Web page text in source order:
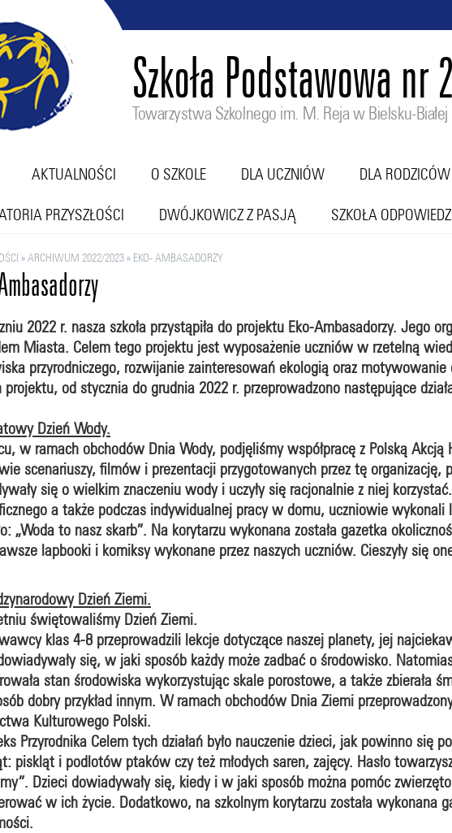
Szkoła Podstawowa nr 2
Towarzystwa Szkolnego im. M. Reja w Bielsku-Białej
AKTUALNOŚCI O SZKOLE DLA UCZNIÓW DLA RODZICÓW
PRZYSZŁOŚCI DWÓJKOWICZ Z PASJĄ SZKOŁA
»ARCHIWUM 2022/2023» EKO- AMBASADORZY
2022 r. nasza szkoła przystąpiła do projektu Eko-Ambasadorzy. Jego
Miasta. Celem tego projektu jest wyposażenie uczniów w rzetelną
przyrodniczego, rozwijanie zainteresowań ekologią oraz motywowanie
projektu, od stycznia do grudnia 2022 r. przeprowadzono następujące
Dzień Wody.
w ramach obchodów Dnia Wody, podjęliśmy współpracę z Polską
scenariuszy, filmów i prezentacji przygotowanych przez tę organizację,
się o wielkim znaczeniu wody i uczyły się racjonalnie z niej
a także podczas indywidualnej pracy w domu, uczniowie wykonali
„Woda to nasz skarb”. Na korytarzu wykonana została gazetka
lapbooki i komiksy wykonane przez naszych uczniów. Cieszyły się
Dzień Ziemi.
świętowaliśmy Dzień Ziemi.
klas 4-8 przeprowadzili lekcje dotyczące naszej planety, jej
się, w jaki sposób każdy może zadbać o środowisko.
stan środowiska wykorzystując skale porostowe, a także zbierała
dobry przykład innym. W ramach obchodów Dnia Ziemi
Kulturowego Polski.
Przyrodnika Celem tych działań było nauczenie dzieci, jak powinno się
piskląt i podlotów ptaków czy też młodych saren, zajęcy. Hasło
Dzieci dowiadywały się, kiedy i w jaki sposób można pomóc
w ich życie. Dodatkowo, na szkolnym korytarzu została wykonana